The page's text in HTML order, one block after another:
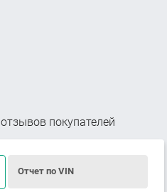
отзывов покупателей
Отчет по VIN